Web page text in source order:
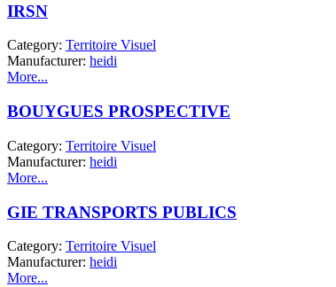
IRSN
Category: Territoire Visuel
Manufacturer: heidi
More...
BOUYGUES PROSPECTIVE
Category: Territoire Visuel
Manufacturer: heidi
More...
GIE TRANSPORTS PUBLICS
Category: Territoire Visuel
Manufacturer: heidi
More...